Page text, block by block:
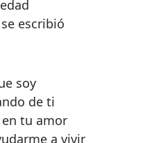
escribió
soy
de ti
tu amor
a vivir